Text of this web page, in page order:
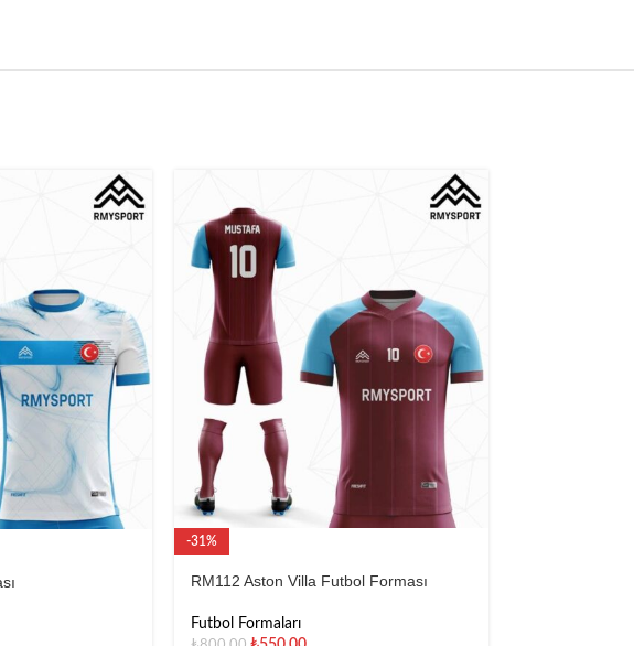
-31%
RM112 Aston Villa Futbol Forması
Futbol Formaları